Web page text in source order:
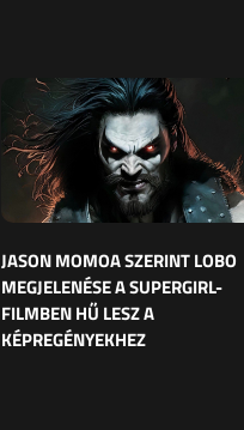
JASON MOMOA SZERINT LOBO
MEGJELENÉSE A SUPERGIRL-
FILMBEN HŰ LESZ A
KÉPREGÉNYEKHEZ